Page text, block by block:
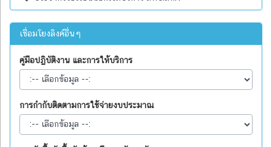
เชื่อมโยงลิงค์อื่นๆ
คู่มือปฏิบัติงาน และการให้บริการ
การกำกับติดตามการใช้จ่ายงบประมาณ